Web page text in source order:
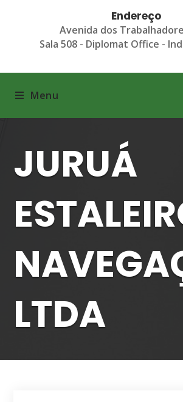
Endereço
Avenida dos
Sala 508 - Diplomat Office -
Menu
JURUÁ
LTDA